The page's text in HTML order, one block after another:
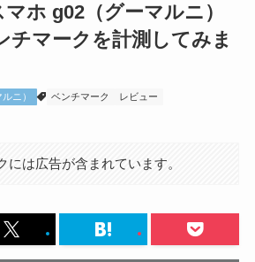
ホ g02（グーマルニ）
チマークを計測してみま
ニ） ベンチマーク レビュー
には広告が含まれています。